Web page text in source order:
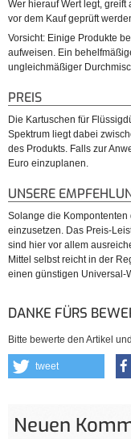
Wer hierauf Wert legt,
vor dem Kauf geprüft
Vorsicht: Einige Produkte
aufweisen. Ein
ungleichmäßiger
PREIS
Die Kartuschen für
Spektrum liegt dabei
des Produkts. Falls zur
Euro einzuplanen.
UNSERE
Solange die
einzusetzen. Das Preis-
sind hier vor allem
Mittel selbst reicht in der
einen günstigen Universal-
DANKE FÜRS
Bitte bewerte den Artikel
tweet
Neuen